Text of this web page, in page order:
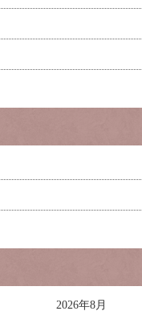
2026年8月